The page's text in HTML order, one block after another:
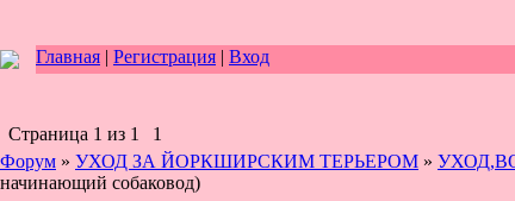
Главная | Регистрация | Вход
Страница 1 из 1
1
Форум » УХОД ЗА ЙОРКШИРСКИМ ТЕРЬЕРОМ »
начинающий собаковод)